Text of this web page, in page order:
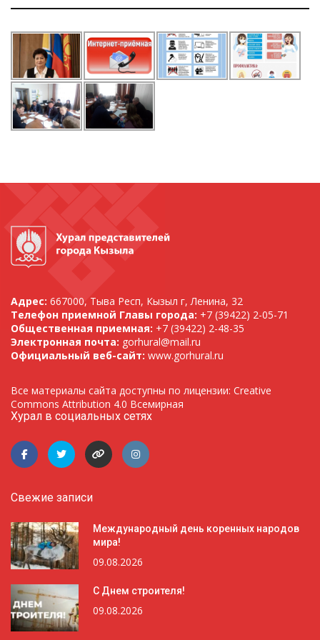
Адрес: 667000, Тыва Респ, Кызыл г, Ленина, 32
Телефон приемной Главы города: +7 (39422) 2-05-71
Общественная приемная: +7 (39422) 2-48-35
Электронная почта: gorhural@mail.ru
Официальный веб-сайт: www.gorhural.ru
Все материалы сайта доступны по лицензии: Creative
Commons Attribution 4.0 Всемирная
Хурал в социальных сетях
Свежие записи
Международный день коренных народов
мира!
09.08.2026
С Днем строителя!
09.08.2026